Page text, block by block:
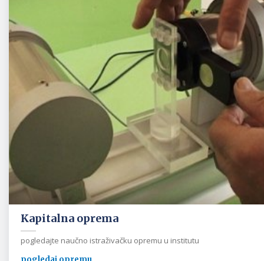
Kapitalna oprema
pogledajte naučno istraživačku opremu u institutu